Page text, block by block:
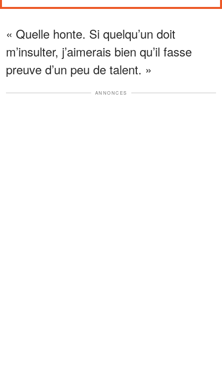
« Quelle honte. Si quelqu’un doit
m’insulter, j’aimerais bien qu’il fasse
preuve d’un peu de talent. »
ANNONCES